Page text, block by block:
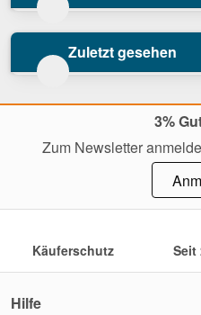
Zuletzt gesehen
3%
Zum Newsletter
Käuferschutz Seit
Hilfe